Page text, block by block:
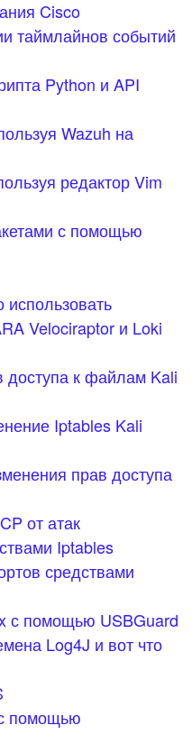
Cisco
тай­млай­нов событий
Python и API
Wazuh на
редактор Vim
с помощью
использовать
Velociraptor и Loki
доступа к файлам Kali
Iptables Kali
прав доступа
от атак
Iptables
средствами
с помощью USBGuard
Log4J и вот что
помощью